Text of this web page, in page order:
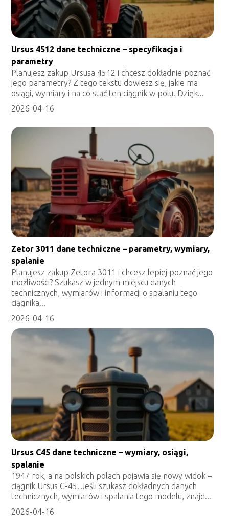
Ursus 4512 dane techniczne – specyfikacja i
parametry
Planujesz zakup Ursusa 4512 i chcesz dokładnie poznać
jego parametry? Z tego tekstu dowiesz się, jakie ma
osiągi, wymiary i na co stać ten ciągnik w polu. Dzięk...
2026-04-16
Zetor 3011 dane techniczne – parametry, wymiary,
spalanie
Planujesz zakup Zetora 3011 i chcesz lepiej poznać jego
możliwości? Szukasz w jednym miejscu danych
technicznych, wymiarów i informacji o spalaniu tego
ciągnika...
2026-04-16
Ursus C45 dane techniczne – wymiary, osiągi,
spalanie
1947 rok, a na polskich polach pojawia się nowy widok –
ciągnik Ursus C-45. Jeśli szukasz dokładnych danych
technicznych, wymiarów i spalania tego modelu, znajd...
2026-04-16